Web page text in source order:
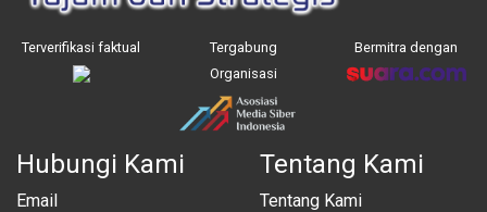
Terverifikasi faktual
Tergabung
Organisasi
Bermitra dengan
Hubungi Kami
Email
Tentang Kami
Tentang Kami